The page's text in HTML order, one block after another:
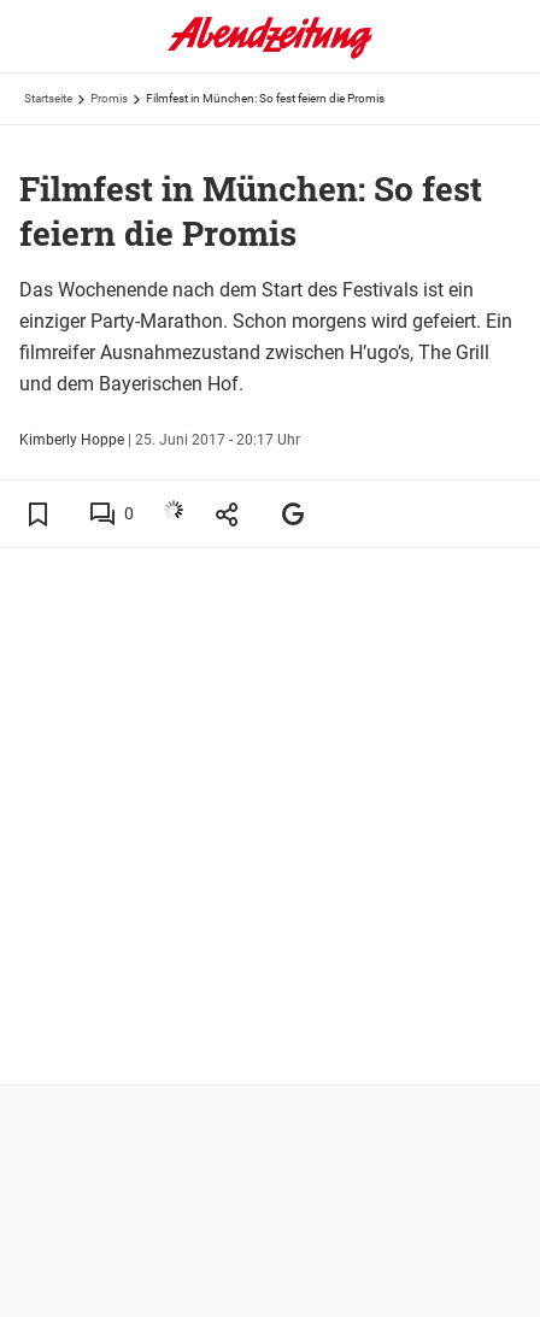
Startseite Promis Filmfest in München: So fest feiern die Promis
Filmfest in München: So fest
feiern die Promis
Das Wochenende nach dem Start des Festivals ist ein
einziger Party-Marathon. Schon morgens wird gefeiert. Ein
filmreifer Ausnahmezustand zwischen H’ugo’s, The Grill
und dem Bayerischen Hof.
Kimberly Hoppe | 25. Juni 2017 - 20:17 Uhr
0